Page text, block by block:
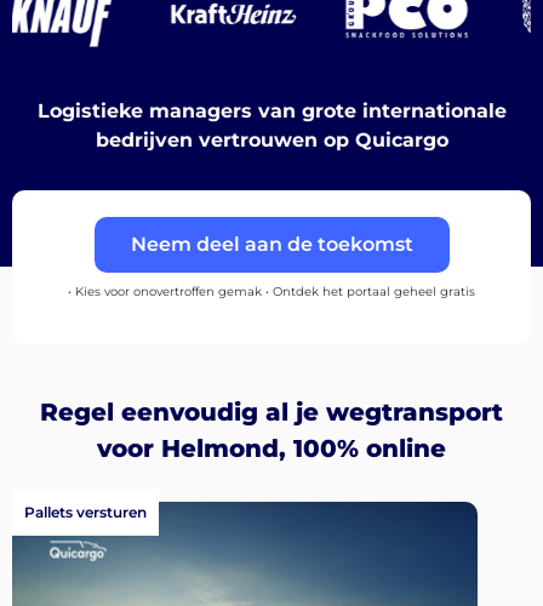
Bestemmingen
Ontdek
Inloggen
Aanmelden
Logistieke managers van grote internationale
bedrijven vertrouwen op Quicargo
Neem deel aan de toekomst
• Kies voor onovertroffen gemak • Ontdek het portaal geheel gratis
Regel eenvoudig al je wegtransport
voor Helmond, 100% online
Pallets versturen